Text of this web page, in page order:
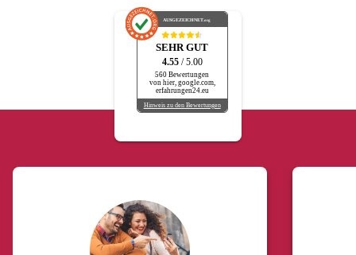
AUSGEZEICHNET.org
SEHR GUT
4.55 / 5.00
560 Bewertungen
von hier, google.com,
erfahrungen24.eu
Hinweis zu den Bewertungen